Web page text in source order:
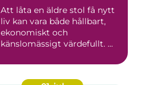
Att låta en äldre stol få nytt
liv kan vara både hållbart,
ekonomiskt och
känslomässigt värdefullt. ...